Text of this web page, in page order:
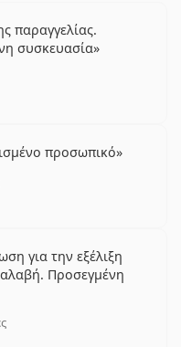
παραγγελίας.
συσκευασία
από 5
προσωπικό
από 5
για την εξέλιξη
Προσεγμένη
από 5